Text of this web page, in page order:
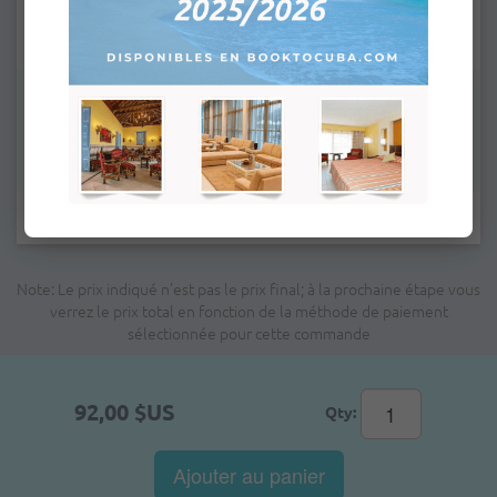
Remarques:
Note: Le prix indiqué n'est pas le prix final; à la prochaine étape vous
verrez le prix total en fonction de la méthode de paiement
sélectionnée pour cette commande
92,00 $US Qty:
Ajouter au panier